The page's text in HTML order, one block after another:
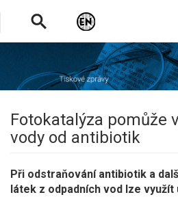
Fotokatalýza pomůže
vody od antibiotik
Při odstraňování antibiotik a
látek z odpadních vod lze